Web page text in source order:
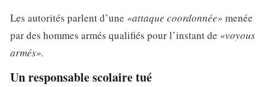
Les autorités parlent d’une «attaque coordonnée» menée
par des hommes armés qualifiés pour l’instant de «voyous
armés».
Un responsable scolaire tué